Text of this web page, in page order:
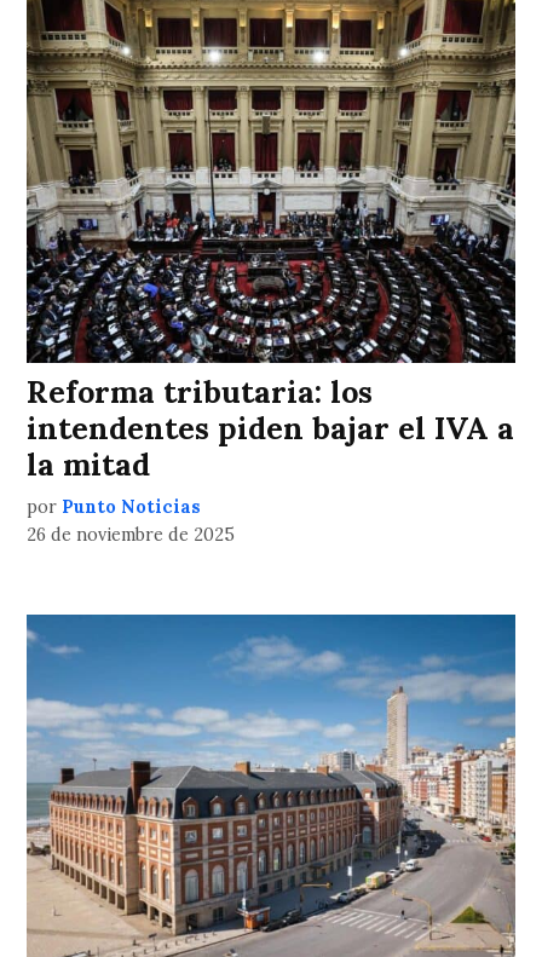
Reforma tributaria: los
intendentes piden bajar el IVA a
la mitad
por Punto Noticias
26 de noviembre de 2025